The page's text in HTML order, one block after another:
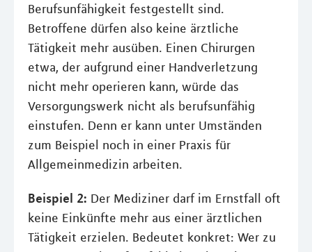
Berufsunfähigkeit festgestellt sind.
Betroffene dürfen also keine ärztliche
Tätigkeit mehr ausüben. Einen Chirurgen
etwa, der aufgrund einer Handverletzung
nicht mehr operieren kann, würde das
Versorgungswerk nicht als berufsunfähig
einstufen. Denn er kann unter Umständen
zum Beispiel noch in einer Praxis für
Allgemeinmedizin arbeiten.
Beispiel 2: Der Mediziner darf im Ernstfall oft
keine Einkünfte mehr aus einer ärztlichen
Tätigkeit erzielen. Bedeutet konkret: Wer zu